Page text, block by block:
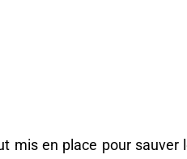
mis en place pour